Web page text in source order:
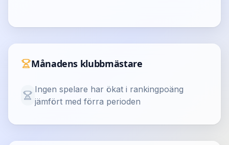
Månadens klubbmästare
Ingen spelare har ökat i rankingpoäng
jämfört med förra perioden